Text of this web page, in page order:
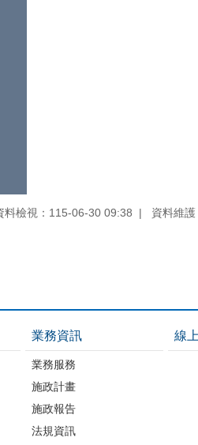
料檢視：115-06-30 09:38 資料維
業務資訊
業務服務
施政計畫
施政報告
法規資訊
線